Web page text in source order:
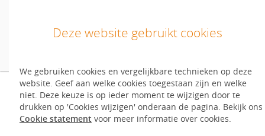
Deze website gebruikt cookies
We gebruiken cookies en vergelijkbare technieken op deze
website. Geef aan welke cookies toegestaan zijn en welke
niet. Deze keuze is op ieder moment te wijzigen door te
drukken op 'Cookies wijzigen' onderaan de pagina. Bekijk ons
Cookie statement voor meer informatie over cookies.
Inloggen/inschrijven
Inloggen
Nog geen account?Start hier.
Hoe werkt deze website?